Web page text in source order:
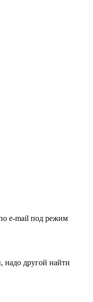
e-mail под режим
надо другой найти